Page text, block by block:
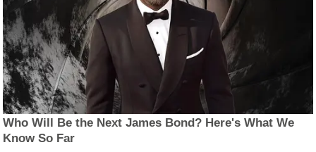
Who Will Be the Next James Bond? Here's What We
Know So Far